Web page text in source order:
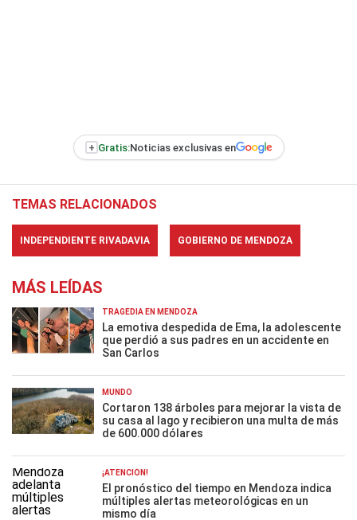
+ Gratis:Noticias exclusivas en
TEMAS RELACIONADOS
INDEPENDIENTE RIVADAVIA GOBIERNO DE MENDOZA
MÁS LEÍDAS
TRAGEDIA EN MENDOZA
La emotiva despedida de Ema, la adolescente
que perdió a sus padres en un accidente en
San Carlos
MUNDO
Cortaron 138 árboles para mejorar la vista de
su casa al lago y recibieron una multa de más
de 600.000 dólares
¡ATENCIÓN!
El pronóstico del tiempo en Mendoza indica
múltiples alertas meteorológicas en un
mismo día